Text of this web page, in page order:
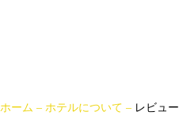
ホーム – ホテルについて – レビュー